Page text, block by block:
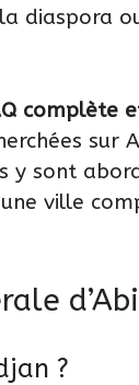
diaspora
complète
sur
y sont
ville
?